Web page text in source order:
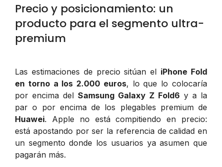
Precio y posicionamiento: un
producto para el segmento ultra-
premium
Las estimaciones de precio sitúan el iPhone Fold
en torno a los 2.000 euros, lo que lo colocaría
por encima del Samsung Galaxy Z Fold6 y a la
par o por encima de los plegables premium de
Huawei. Apple no está compitiendo en precio:
está apostando por ser la referencia de calidad en
un segmento donde los usuarios ya asumen que
pagarán más.